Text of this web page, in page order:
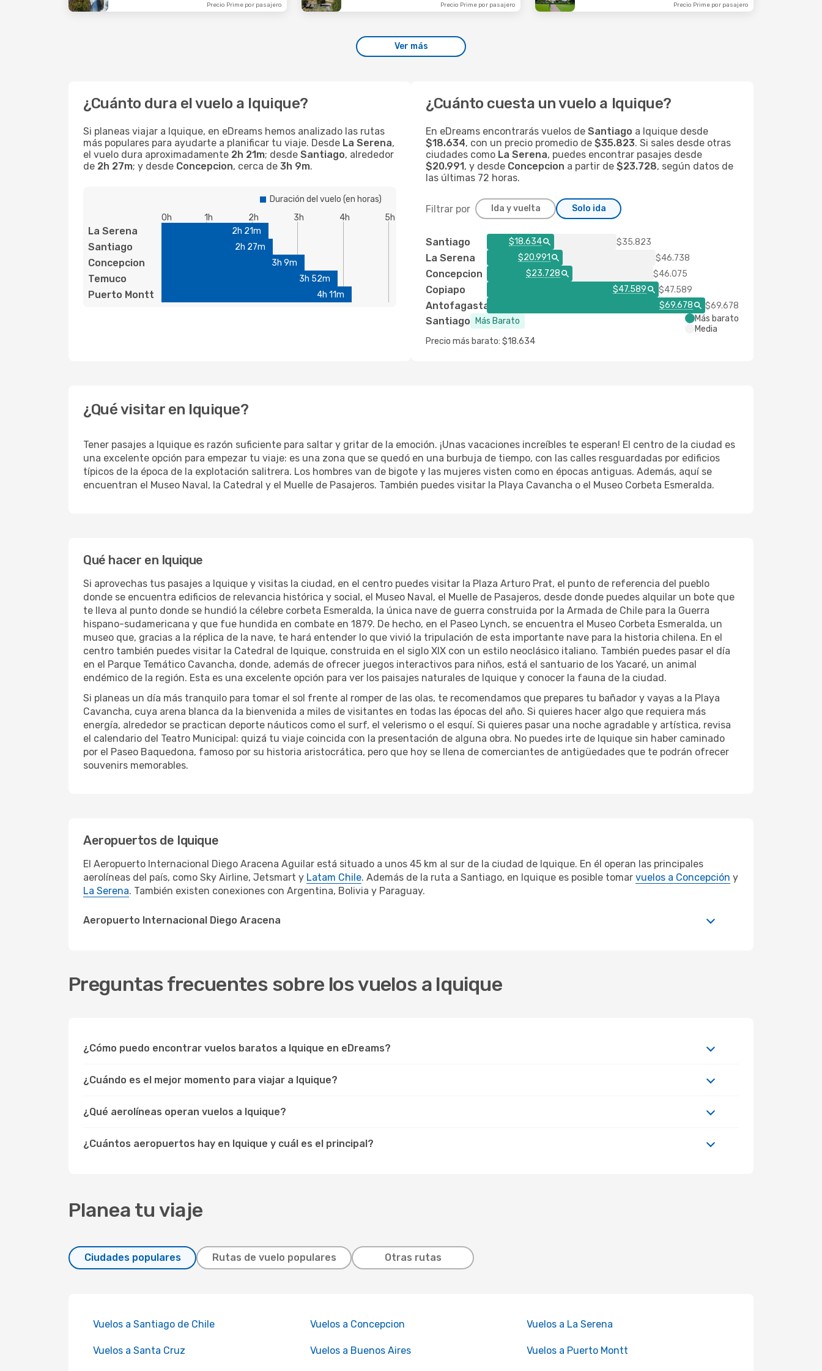
Precio Prime por pasajero Precio Prime por pasajero Precio Prime por pasajero
Ver más
¿Cuánto dura el vuelo a Iquique?
Si planeas viajar a Iquique, en eDreams hemos analizado las rutas
más populares para ayudarte a planificar tu viaje. Desde La Serena,
el vuelo dura aproximadamente 2h 21m; desde Santiago, alrededor
de 2h 27m; y desde Concepcion, cerca de 3h 9m.
Duración del vuelo (en horas)
La Serena
Santiago
Concepcion
Temuco
Puerto Montt
0h 1h 2h 3h 4h
5h
2h 21m
2h 27m
3h 9m
3h 52m
4h 11m
¿Cuánto cuesta un vuelo a Iquique?
En eDreams encontrarás vuelos de Santiago a Iquique desde
$18.634, con un precio promedio de $35.823. Si sales desde otras
ciudades como La Serena, puedes encontrar pasajes desde
$20.991, y desde Concepcion a partir de $23.728, según datos de
las últimas 72 horas.
Filtrar por Ida y vuelta Solo ida
Santiago
La Serena
Concepcion
Copiapo
Antofagasta
$18.634
$35.823
$20.991
$46.738
$23.728
$46.075
$47.589
$47.589
$69.678
$69.678
Santiago
Más Barato
Precio más barato: $18.634
Más barato
Media
¿Qué visitar en Iquique?
Tener pasajes a Iquique es razón suficiente para saltar y gritar de la emoción. ¡Unas vacaciones increíbles te esperan! El centro de la ciudad es
una excelente opción para empezar tu viaje: es una zona que se quedó en una burbuja de tiempo, con las calles resguardadas por edificios
típicos de la época de la explotación salitrera. Los hombres van de bigote y las mujeres visten como en épocas antiguas. Además, aquí se
encuentran el Museo Naval, la Catedral y el Muelle de Pasajeros. También puedes visitar la Playa Cavancha o el Museo Corbeta Esmeralda.
Qué hacer en Iquique
Si aprovechas tus pasajes a Iquique y visitas la ciudad, en el centro puedes visitar la Plaza Arturo Prat, el punto de referencia del pueblo
donde se encuentra edificios de relevancia histórica y social, el Museo Naval, el Muelle de Pasajeros, desde donde puedes alquilar un bote que
te lleva al punto donde se hundió la célebre corbeta Esmeralda, la única nave de guerra construida por la Armada de Chile para la Guerra
hispano-sudamericana y que fue hundida en combate en 1879. De hecho, en el Paseo Lynch, se encuentra el Museo Corbeta Esmeralda, un
museo que, gracias a la réplica de la nave, te hará entender lo que vivió la tripulación de esta importante nave para la historia chilena. En el
centro también puedes visitar la Catedral de Iquique, construida en el siglo XIX con un estilo neoclásico italiano. También puedes pasar el día
en el Parque Temático Cavancha, donde, además de ofrecer juegos interactivos para niños, está el santuario de los Yacaré, un animal
endémico de la región. Esta es una excelente opción para ver los paisajes naturales de Iquique y conocer la fauna de la ciudad.
Si planeas un día más tranquilo para tomar el sol frente al romper de las olas, te recomendamos que prepares tu bañador y vayas a la Playa
Cavancha, cuya arena blanca da la bienvenida a miles de visitantes en todas las épocas del año. Si quieres hacer algo que requiera más
energía, alrededor se practican deporte náuticos como el surf, el velerismo o el esquí. Si quieres pasar una noche agradable y artística, revisa
el calendario del Teatro Municipal: quizá tu viaje coincida con la presentación de alguna obra. No puedes irte de Iquique sin haber caminado
por el Paseo Baquedona, famoso por su historia aristocrática, pero que hoy se llena de comerciantes de antigüedades que te podrán ofrecer
souvenirs memorables.
Aeropuertos de Iquique
El Aeropuerto Internacional Diego Aracena Aguilar está situado a unos 45 km al sur de la ciudad de Iquique. En él operan las principales
aerolíneas del país, como Sky Airline, Jetsmart y Latam Chile. Además de la ruta a Santiago, en Iquique es posible tomar vuelos a Concepción y
La Serena. También existen conexiones con Argentina, Bolivia y Paraguay.
Aeropuerto Internacional Diego Aracena
Preguntas frecuentes sobre los vuelos a Iquique
¿Cómo puedo encontrar vuelos baratos a Iquique en eDreams?
¿Cuándo es el mejor momento para viajar a Iquique?
¿Qué aerolíneas operan vuelos a Iquique?
¿Cuántos aeropuertos hay en Iquique y cuál es el principal?
Planea tu viaje
Ciudades populares Rutas de vuelo populares Otras rutas
Vuelos a Santiago de Chile Vuelos a Concepcion Vuelos a La Serena
Vuelos a Santa Cruz Vuelos a Buenos Aires Vuelos a Puerto Montt